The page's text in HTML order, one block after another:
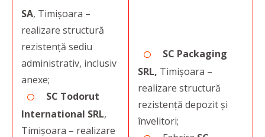
SA, Timișoara –
realizare structură
rezistență sediu
administrativ, inclusiv
anexe;
SC Todorut
International SRL,
Timișoara – realizare
SC Packaging
SRL, Timişoara –
realizare structură
rezistență depozit și
învelitori;